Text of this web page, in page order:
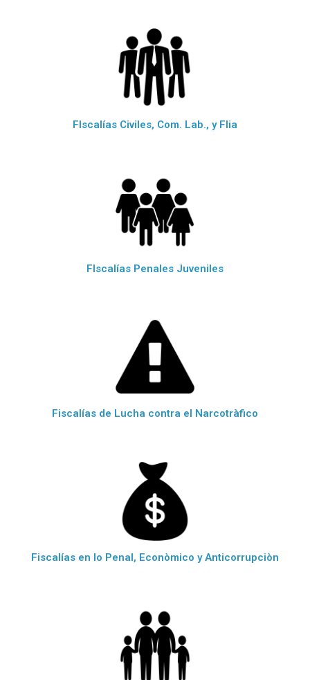
FIscalías Civiles, Com. Lab., y Flia
FIscalías Penales Juveniles
Fiscalías de Lucha contra el Narcotràfico
Fiscalías en lo Penal, Econòmico y Anticorrupciòn